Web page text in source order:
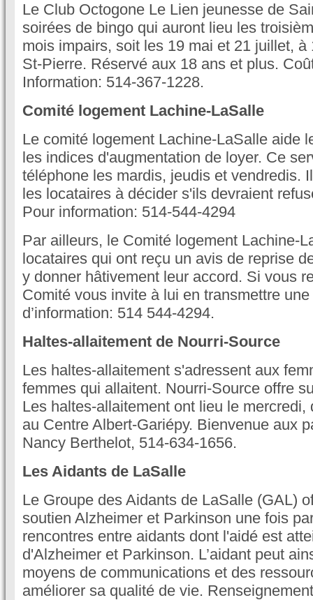
Le Club Octogone Le Lien jeunesse de
soirées de bingo qui auront lieu les
mois impairs, soit les 19 mai et 21 juillet, à
St-Pierre. Réservé aux 18 ans et plus.
Information: 514-367-1228.
Comité logement Lachine-LaSalle
Le comité logement Lachine-LaSalle aide
les indices d'augmentation de loyer. Ce
téléphone les mardis, jeudis et vendredis.
les locataires à décider s'ils devraient
Pour information: 514-544-4294
Par ailleurs, le Comité logement Lachine-
locataires qui ont reçu un avis de reprise
y donner hâtivement leur accord. Si vous
Comité vous invite à lui en transmettre
d’information: 514 544-4294.
Haltes-allaitement de Nourri-Source
Les haltes-allaitement s'adressent aux
femmes qui allaitent. Nourri-Source offre
Les haltes-allaitement ont lieu le mercredi,
au Centre Albert-Gariépy. Bienvenue aux
Nancy Berthelot, 514-634-1656.
Les Aidants de LaSalle
Le Groupe des Aidants de LaSalle (GAL)
soutien Alzheimer et Parkinson une fois
rencontres entre aidants dont l'aidé est
d'Alzheimer et Parkinson. L’aidant peut
moyens de communications et des
améliorer sa qualité de vie.